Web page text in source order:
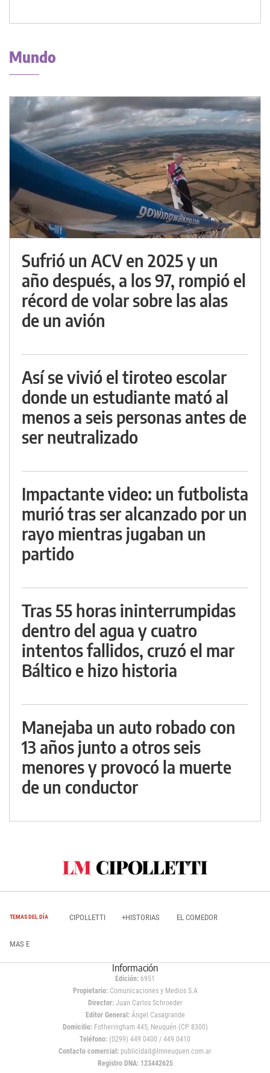
Mundo
Sufrió un ACV en 2025 y un
año después, a los 97, rompió el
récord de volar sobre las alas
de un avión
Así se vivió el tiroteo escolar
donde un estudiante mató al
menos a seis personas antes de
ser neutralizado
Impactante video: un futbolista
murió tras ser alcanzado por un
rayo mientras jugaban un
partido
Tras 55 horas ininterrumpidas
dentro del agua y cuatro
intentos fallidos, cruzó el mar
Báltico e hizo historia
Manejaba un auto robado con
13 años junto a otros seis
menores y provocó la muerte
de un conductor
TEMAS DEL DÍA CIPOLLETTI +HISTORIAS EL COMEDOR
MAS E
Información
Edición: 6951
Propietario:Comunicaciones y Medios S.A
Director: Juan Carlos Schroeder
Editor General:Ángel Casagrande
Domicilio:Fotheringham 445, Neuquén (CP 8300)
Teléfono: (0299) 449 0400 / 449 0410
Contacto comercial: publicidad@lmneuquen.com.ar
Registro DNA: 123442625